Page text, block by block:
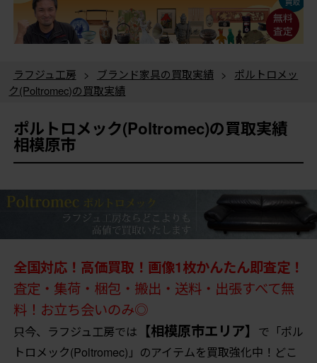
ラフジュ工房 > ブランド家具の買取実績 >
ポルトロメッ
ク(Poltromec)の買取実績
ポルトロメック(Poltromec)の買取実績
相模原市
全国対応！高価買取！画像1枚かんたん即査定！
査定・集荷・梱包・搬出・送料・出張すべて無
料！お立ち会いのみ◎
只今、ラフジュ工房では 【相模原市エリア】 で「ポル
トロメック(Poltromec)」のアイテムを買取強化中！どこ